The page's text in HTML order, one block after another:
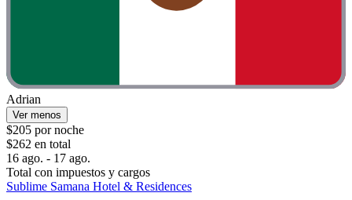
Adrian
Ver menos
$205 por noche
$262 en total
16 ago. - 17 ago.
Total con impuestos y cargos
Sublime Samana Hotel & Residences